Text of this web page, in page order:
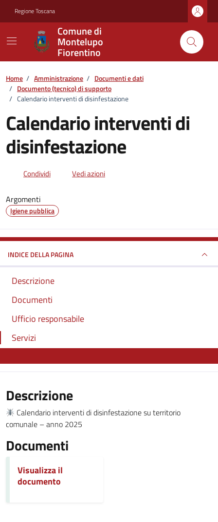
Regione Toscana
Comune di
Montelupo
Fiorentino
Home / Amministrazione / Documenti e dati
/ Documento (tecnico) di supporto
/ Calendario interventi di disinfestazione
Calendario interventi di
disinfestazione
Dettagli del documento
Condividi Vedi azioni
Argomenti
Igiene pubblica
INDICE DELLA PAGINA
Descrizione
Documenti
Ufficio responsabile
Servizi
Descrizione
Calendario interventi di disinfestazione su territorio
comunale – anno 2025
Documenti
Visualizza il
documento